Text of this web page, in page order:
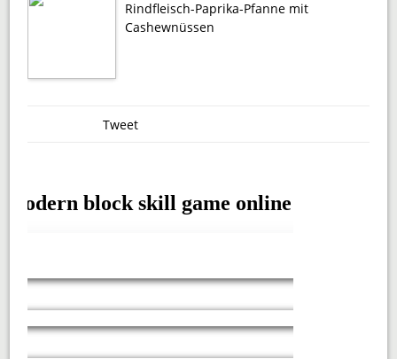
Rindfleisch-Paprika-Pfanne mit
Cashewnüssen
Tweet